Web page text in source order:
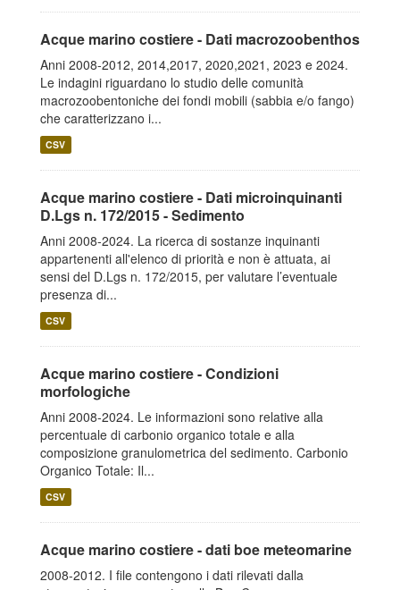
Acque marino costiere - Dati macrozoobenthos
Anni 2008-2012, 2014,2017, 2020,2021, 2023 e 2024.
Le indagini riguardano lo studio delle comunità
macrozoobentoniche dei fondi mobili (sabbia e/o fango)
che caratterizzano i...
CSV
Acque marino costiere - Dati microinquinanti
D.Lgs n. 172/2015 - Sedimento
Anni 2008-2024. La ricerca di sostanze inquinanti
appartenenti all'elenco di priorità e non è attuata, ai
sensi del D.Lgs n. 172/2015, per valutare l’eventuale
presenza di...
CSV
Acque marino costiere - Condizioni
morfologiche
Anni 2008-2024. Le informazioni sono relative alla
percentuale di carbonio organico totale e alla
composizione granulometrica del sedimento. Carbonio
Organico Totale: Il...
CSV
Acque marino costiere - dati boe meteomarine
2008-2012. I file contengono i dati rilevati dalla